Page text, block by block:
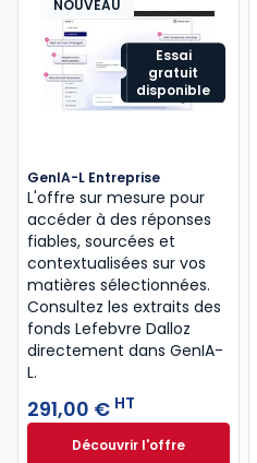
Essai
gratuit
disponible
NOUVEAU
GenIA-L Entreprise
L'offre sur mesure pour
accéder à des réponses
fiables, sourcées et
contextualisées sur vos
matières sélectionnées.
Consultez les extraits des
fonds Lefebvre Dalloz
directement dans GenIA-
L.
291,00 € HT
Découvrir l'offre
GenIA-L